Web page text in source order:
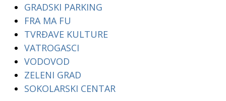
GRADSKI PARKING
FRA MA FU
TVRĐAVE KULTURE
VATROGASCI
VODOVOD
ZELENI GRAD
SOKOLARSKI CENTAR